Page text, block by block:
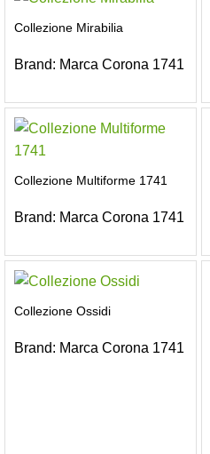
Collezione Mirabilia
Brand: Marca Corona 1741
Collezione Multiforme 1741
Brand: Marca Corona 1741
Collezione Ossidi
Brand: Marca Corona 1741